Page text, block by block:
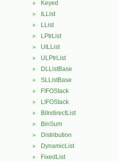
► Keyed
► ILList
► LList
► LPtrList
► UILList
► ULPtrList
► DLListBase
► SLListBase
► FIFOStack
► LIFOStack
► BiIndirectList
► BinSum
► Distribution
► DynamicList
► FixedList